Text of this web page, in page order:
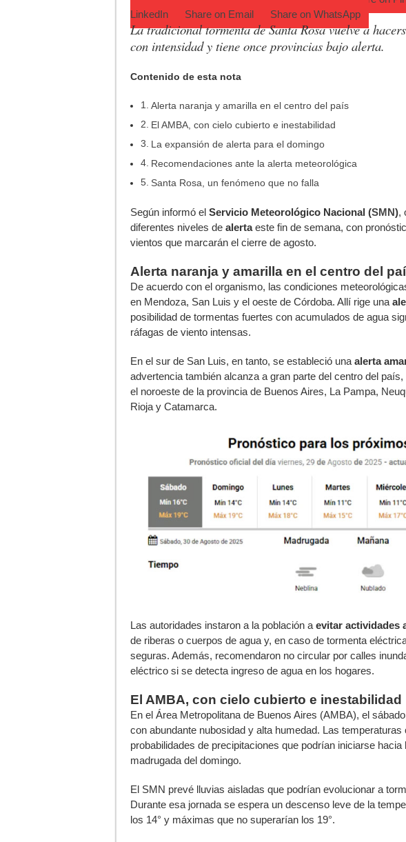
LinkedIn
Share on Email Share on WhatsApp
La tradicional tormenta de Santa Rosa vuelve a
con intensidad y tiene once provincias bajo alerta.
Contenido de esta nota
Alerta naranja y amarilla en el centro del país
El AMBA, con cielo cubierto e inestabilidad
La expansión de alerta para el domingo
Recomendaciones ante la alerta meteorológica
Santa Rosa, un fenómeno que no falla
Según informó el Servicio Meteorológico Nacional (SMN),
diferentes niveles de alertaeste fin de semana, con
vientos que marcarán el cierre de agosto.
Alerta naranja y amarilla en el centro del
De acuerdo con el organismo, las condiciones
en Mendoza, San Luis y el oeste de Córdoba. Allí rige una
posibilidad de tormentas fuertes con acumulados de agua
ráfagas de viento intensas.
En el sur de San Luis, en tanto, se estableció unaalerta
advertencia también alcanza a gran parte del centro del
el noroeste de la provincia de Buenos Aires, La Pampa,
Rioja y Catamarca.
Las autoridades instaron a la población a evitar actividades
de riberas o cuerpos de agua y, en caso de tormenta
seguras. Además, recomendaron no circular por calles
eléctrico si se detecta ingreso de agua en los hogares.
El AMBA, con cielo cubierto e inestabilidad
En el Área Metropolitana de Buenos Aires (AMBA), el
con abundante nubosidad y alta humedad. Las temperaturas
probabilidades de precipitaciones que podrían iniciarse
madrugada del domingo.
El SMN prevé lluvias aisladas que podrían evolucionar a
Durante esa jornada se espera un descenso leve de la
los 14° y máximas que no superarían los 19°.